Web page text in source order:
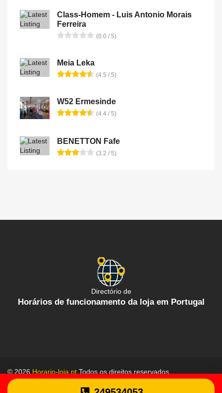
Class-Homem - Luis Antonio Morais
Ferreira
(0.0 / 5)
Meia Leka
(4.5 / 5)
W52 Ermesinde
(4.4 / 5)
BENETTON Fafe
(3.2 / 5)
Directório de
Horários de funcionamento da loja em Portugal
© 2026 Horario-loja.pt Todos os direitos reservados.
Política de proteção de dados